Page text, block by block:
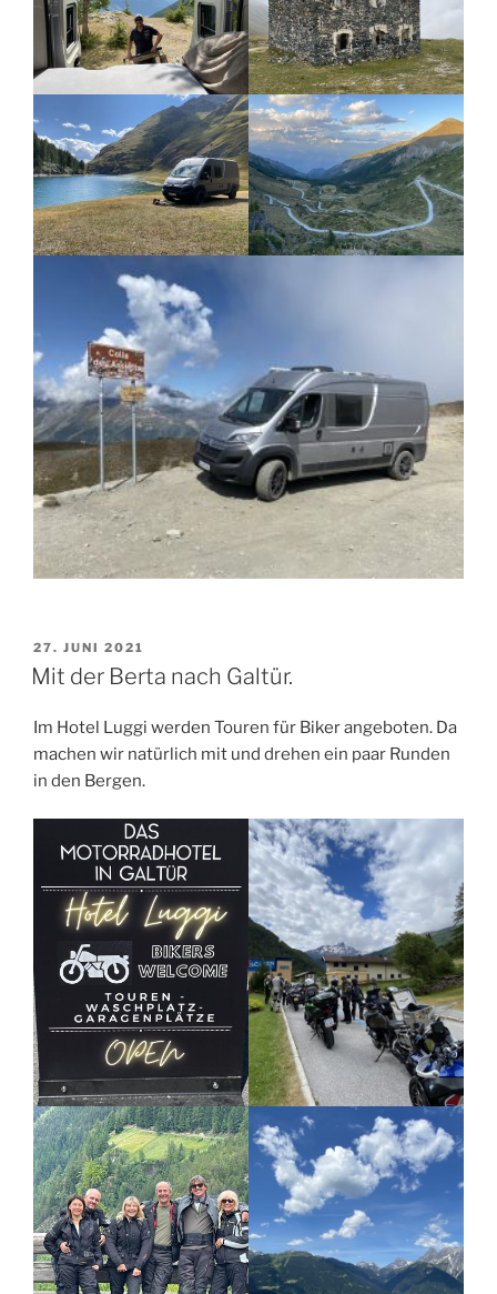
VERÖFFENTLICHT
AM
27. JUNI 2021
Mit der Berta nach Galtür.
Im Hotel Luggi werden Touren für Biker angeboten. Da
machen wir natürlich mit und drehen ein paar Runden
in den Bergen.